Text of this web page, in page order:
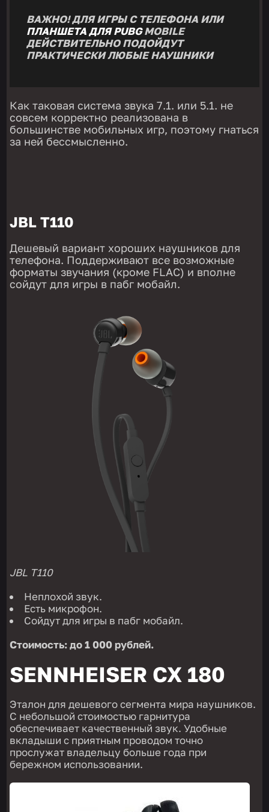
ВАЖНО! ДЛЯ ИГРЫ С ТЕЛЕФОНА ИЛИ
ПЛАНШЕТА ДЛЯ PUBGMOBILE
ДЕЙСТВИТЕЛЬНО ПОДОЙДУТ
ПРАКТИЧЕСКИ ЛЮБЫЕ НАУШНИКИ
Как таковая система звука 7.1. или 5.1. не
совсем корректно реализована в
большинстве мобильных игр, поэтому гнаться
за ней бессмысленно.
JBL T110
Дешевый вариант хороших наушников для
телефона. Поддерживают все возможные
форматы звучания (кроме FLAC) и вполне
сойдут для игры в пабг мобайл.
JBL T110
Неплохой звук.
Есть микрофон.
Сойдут для игры в пабг мобайл.
Стоимость: до 1 000 рублей.
SENNHEISER CX 180
Эталон для дешевого сегмента мира наушников.
С небольшой стоимостью гарнитура
обеспечивает качественный звук. Удобные
вкладыши с приятным проводом точно
прослужат владельцу больше года при
бережном использовании.